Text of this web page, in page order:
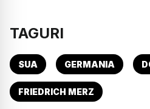
TAGURI
SUA GERMANIA
FRIEDRICH MERZ